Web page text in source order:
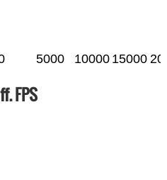
5000 10000 15000
FPS